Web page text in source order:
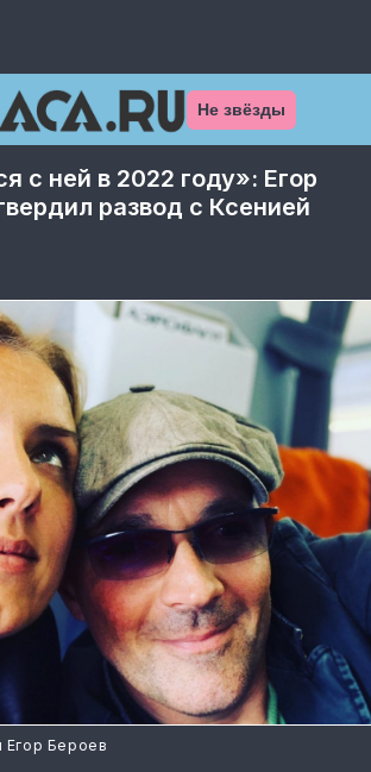
Не звёзды
с ней в 2022 году»: Егор
развод с Ксенией
Егор Бероев